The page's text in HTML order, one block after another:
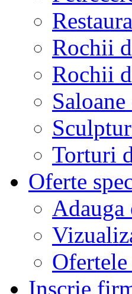
Rochii
Rochii
Torturi
Oferte
Adauga
Inscrie